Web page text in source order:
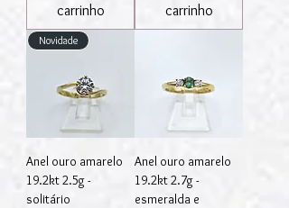
carrinho
carrinho
Novidade
Anel ouro amarelo
19.2kt 2.5g -
solitário
Anel ouro amarelo
19.2kt 2.7g -
esmeralda e